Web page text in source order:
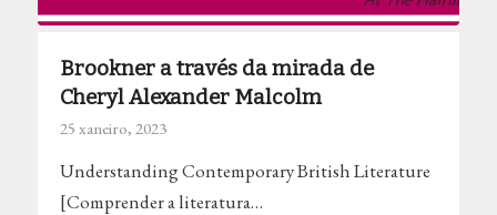
Brookner a través da mirada de
Cheryl Alexander Malcolm
25 xaneiro, 2023
Understanding Contemporary British Literature
[Comprender a literatura…